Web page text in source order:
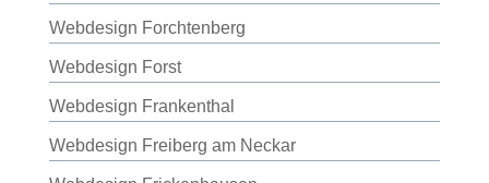
Webdesign Forchtenberg
Webdesign Forst
Webdesign Frankenthal
Webdesign Freiberg am Neckar